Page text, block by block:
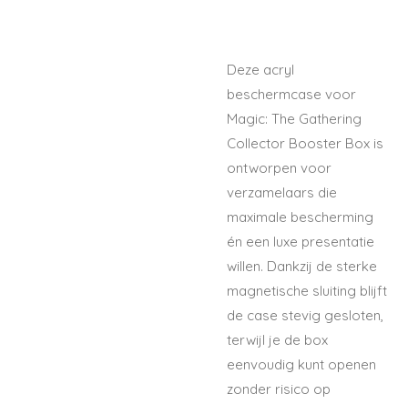
Deze acryl
beschermcase voor
Magic: The Gathering
Collector Booster Box is
ontworpen voor
verzamelaars die
maximale bescherming
én een luxe presentatie
willen. Dankzij de sterke
magnetische sluiting blijft
de case stevig gesloten,
terwijl je de box
eenvoudig kunt openen
zonder risico op